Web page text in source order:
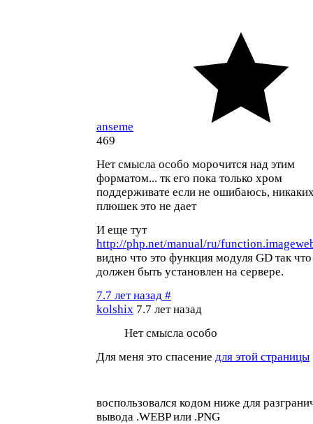
anseme
469
Нет смысла особо морочится над этим
форматом... тк его пока только хром
поддерживате если не ошибаюсь,
плюшек это не дает
И еще тут
http://php.net/manual/ru/
видно что это функция модуля GD так
должен быть установлен на сервере.
7.7 лет назад #
kolshix 7.7 лет назад
Нет смысла особо
Для меня это спасение для этой страницы
воспользовался кодом ниже для
вывода .WEBP или .PNG